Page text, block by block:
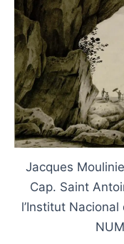
Jacques
Cap. Saint
l’Institut Nacional